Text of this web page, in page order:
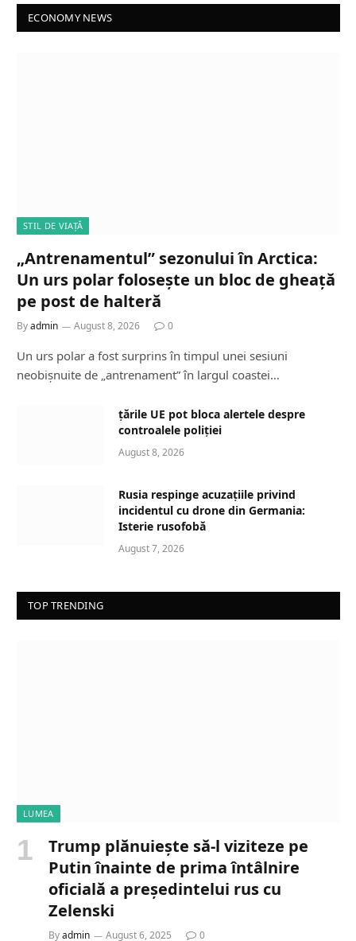
ECONOMY NEWS
STIL DE VIAȚĂ
„Antrenamentul” sezonului în Arctica:
Un urs polar folosește un bloc de gheață
pe post de halteră
Byadmin August 8, 2026 0
Un urs polar a fost surprins în timpul unei sesiuni
neobișnuite de „antrenament” în largul coastei…
țările UE pot bloca alertele despre
controalele poliției
August 8, 2026
Rusia respinge acuzațiile privind
incidentul cu drone din Germania:
Isterie rusofobă
August 7, 2026
TOP TRENDING
LUMEA
Trump plănuiește să-l viziteze pe
Putin înainte de prima întâlnire
oficială a președintelui rus cu
Zelenski
Byadmin August 6, 2025 0